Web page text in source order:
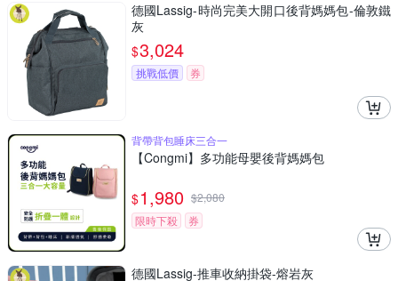
德國Lassig-時尚完美大開口後背媽媽包-倫敦鐵
灰
$3,024
挑戰低價 券
背帶背包睡床三合一
【Congmi】多功能母嬰後背媽媽包
$1,980 $2,080
限時下殺
券
德國Lassig-推車收納掛袋-熔岩灰